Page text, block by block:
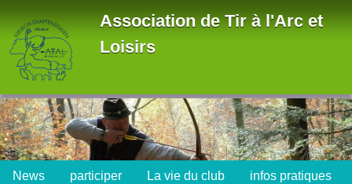
Association de Tir à l'Arc et
Loisirs
News participer La vie du club infos pratiques